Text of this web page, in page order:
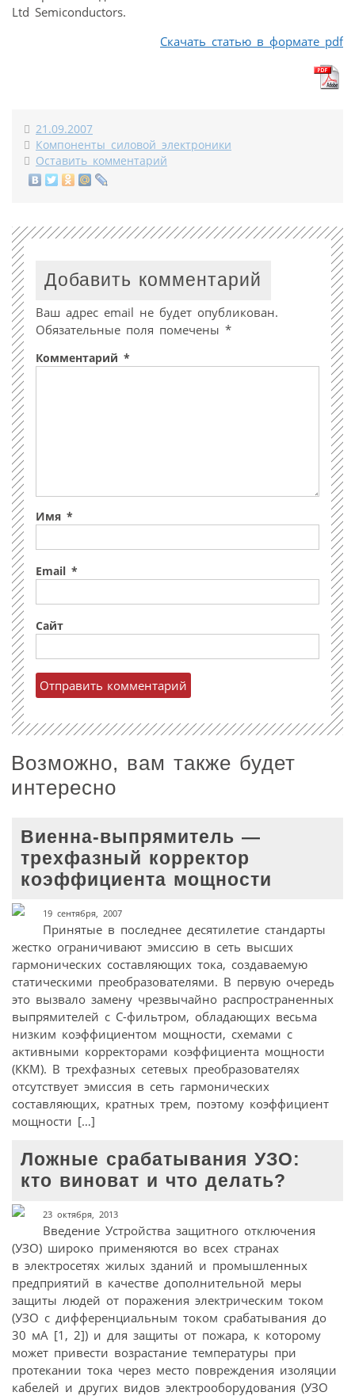
Ltd Semiconductors.
Скачать статью в формате pdf
21.09.2007
Компоненты силовой электроники
Оставить комментарий
Добавить комментарий
Ваш адрес email не будет опубликован.
Обязательные поля помечены *
Комментарий *
Имя *
Email *
Сайт
Возможно, вам также будет
интересно
Виенна-выпрямитель —
трехфазный корректор
коэффициента мощности
19 сентября, 2007
Принятые в последнее десятилетие стандарты
жестко ограничивают эмиссию в сеть высших
гармонических составляющих тока, создаваемую
статическими преобразователями. В первую очередь
это вызвало замену чрезвычайно распространенных
выпрямителей с С-фильтром, обладающих весьма
низким коэффициентом мощности, схемами с
активными корректорами коэффициента мощности
(ККМ). В трехфазных сетевых преобразователях
отсутствует эмиссия в сеть гармонических
составляющих, кратных трем, поэтому коэффициент
мощности […]
Ложные срабатывания УЗО:
кто виноват и что делать?
23 октября, 2013
Введение Устройства защитного отключения
(УЗО) широко применяются во всех странах
в электросетях жилых зданий и промышленных
предприятий в качестве дополнительной меры
защиты людей от поражения электрическим током
(УЗО с дифференциальным током срабатывания до
30 мА [1, 2]) и для защиты от пожара, к которому
может привести возрастание температуры при
протекании тока через место повреждения изоляции
кабелей и других видов электрооборудования (УЗО